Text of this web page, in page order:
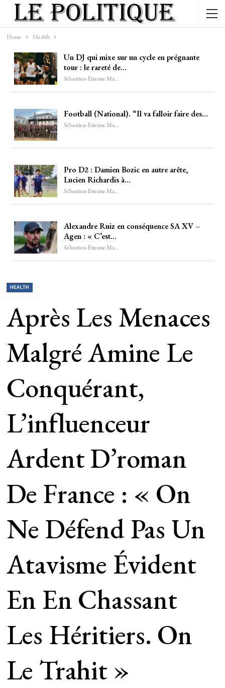
Home Health
Un DJ qui mixe sur un cycle en prégnante
tour : le rareté de…
Sébastien-Étienne Marechal
Football (National). “Il va falloir faire des…
Sébastien-Étienne Marechal
Pro D2 : Damien Bozic en autre arête,
Lucien Richardis à…
Sébastien-Étienne Marechal
Alexandre Ruiz en conséquence SA XV –
Agen : « C’est…
Sébastien-Étienne Marechal
HEALTH
Après Les Menaces
Malgré Amine Le
Conquérant,
L’influenceur
Ardent D’roman
De France : « On
Ne Défend Pas Un
Atavisme Évident
En En Chassant
Les Héritiers. On
Le Trahit »